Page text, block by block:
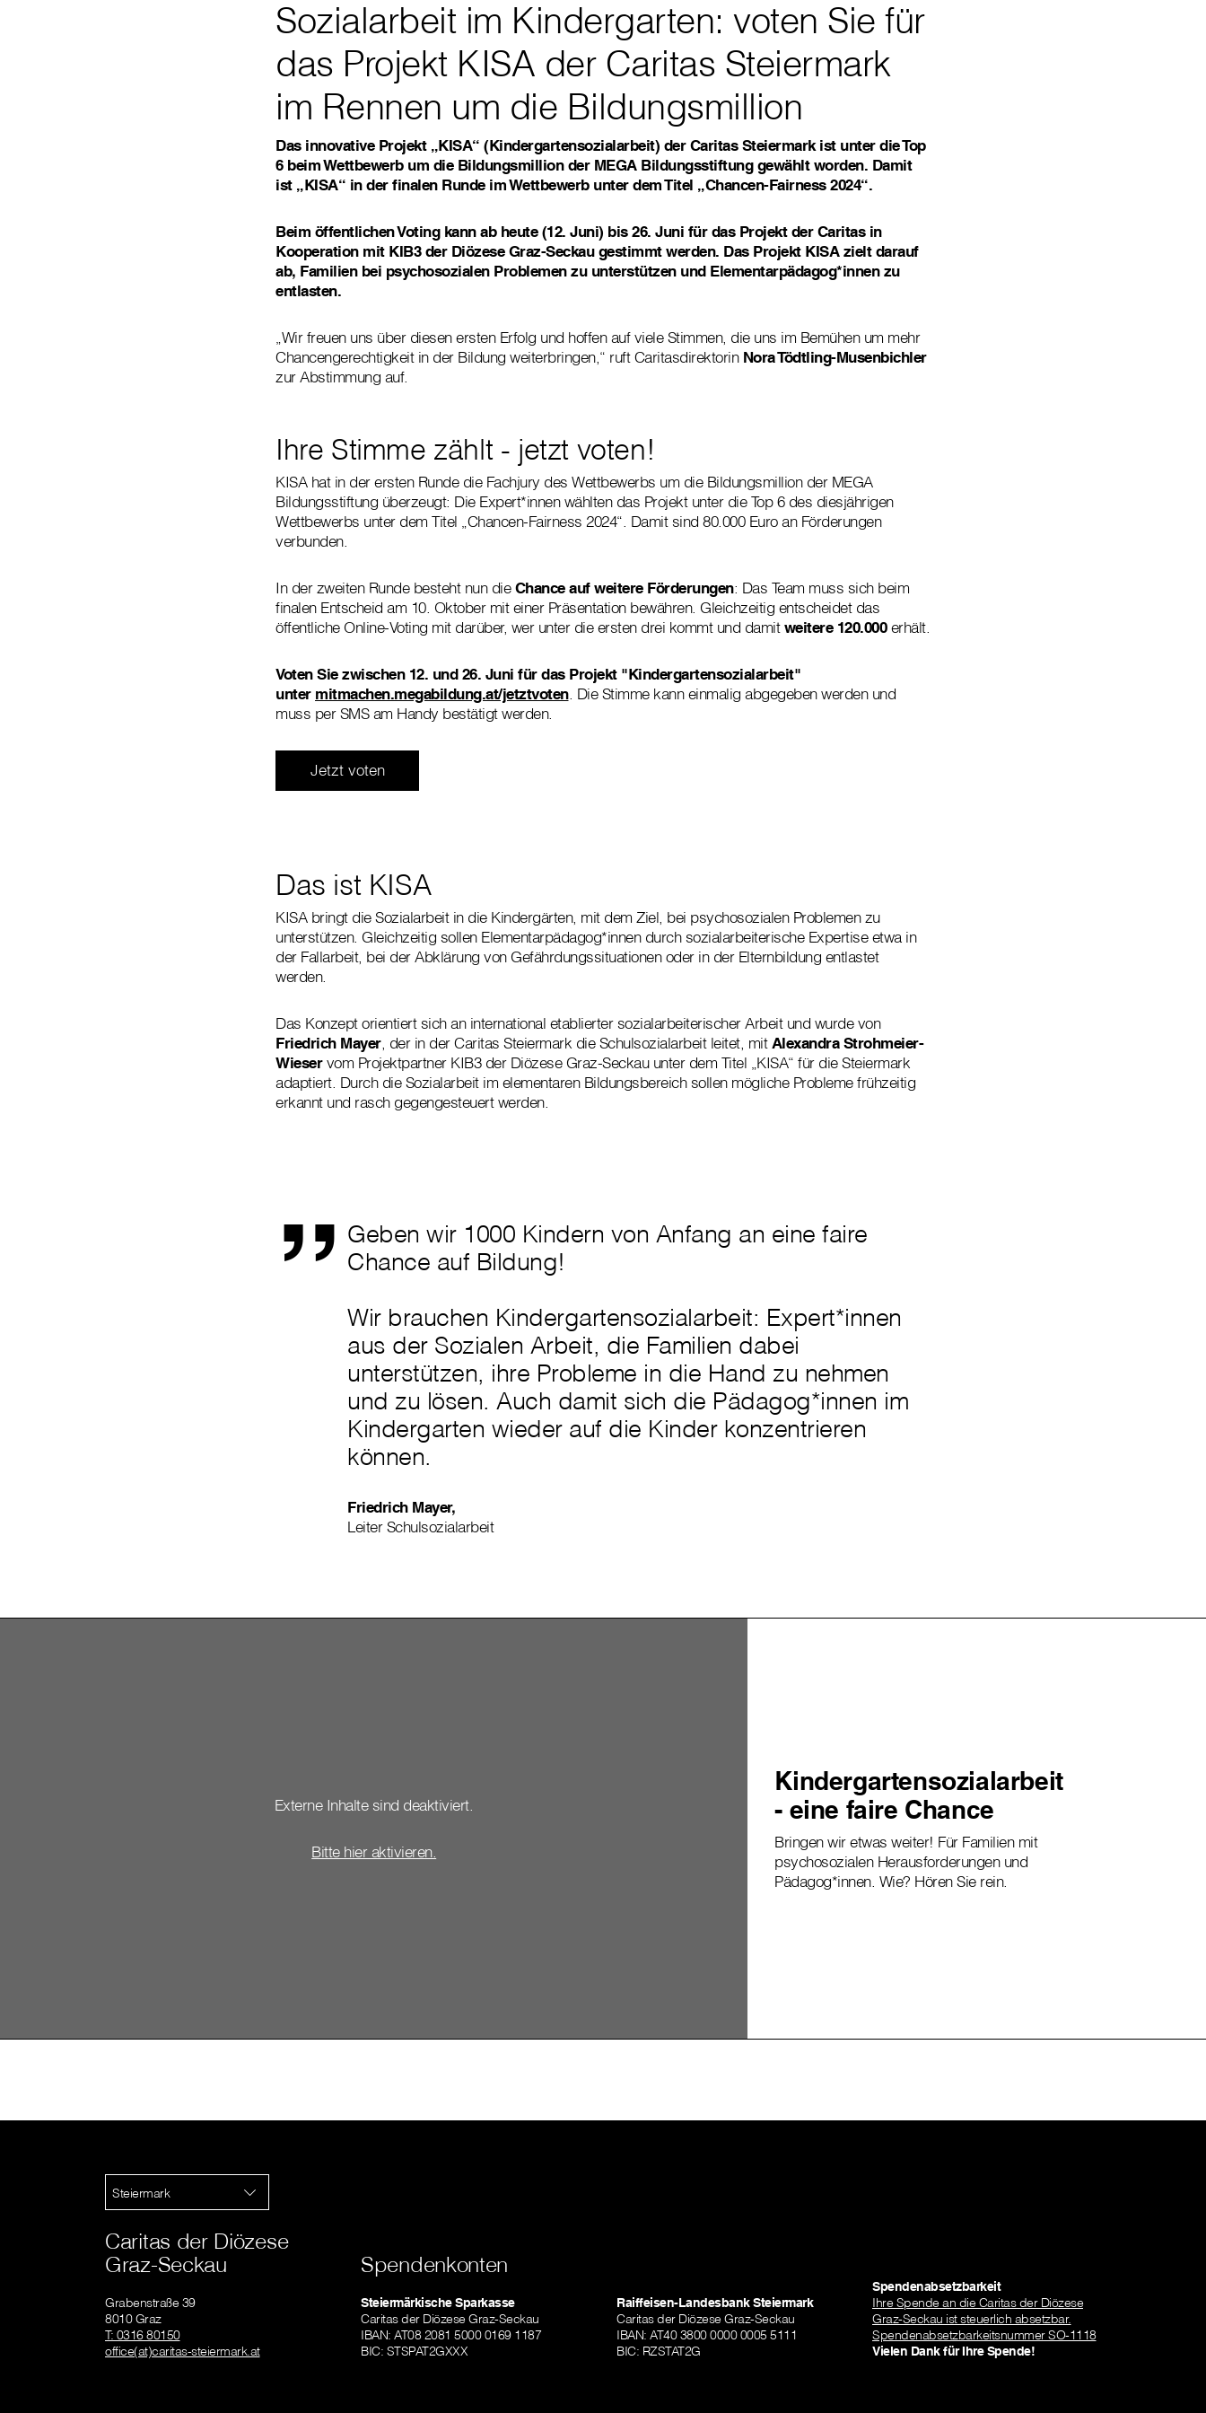
Sozialarbeit im Kindergarten: voten Sie für
das Projekt KISA der Caritas Steiermark
im Rennen um die Bildungsmillion
Das innovative Projekt „KISA“ (Kindergartensozialarbeit) der Caritas Steiermark ist unter die Top
6 beim Wettbewerb um die Bildungsmillion der MEGA Bildungsstiftung gewählt worden. Damit
ist „KISA“ in der finalen Runde im Wettbewerb unter dem Titel „Chancen-Fairness 2024“.
Beim öffentlichen Voting kann ab heute (12. Juni) bis 26. Juni für das Projekt der Caritas in
Kooperation mit KIB3 der Diözese Graz-Seckau gestimmt werden. Das Projekt KISA zielt darauf
ab, Familien bei psychosozialen Problemen zu unterstützen und Elementarpädagog*innen zu
entlasten.
„Wir freuen uns über diesen ersten Erfolg und hoffen auf viele Stimmen, die uns im Bemühen um mehr
Chancengerechtigkeit in der Bildung weiterbringen,“ ruft Caritasdirektorin Nora Tödtling-Musenbichler
zur Abstimmung auf.
Ihre Stimme zählt - jetzt voten!
KISA hat in der ersten Runde die Fachjury des Wettbewerbs um die Bildungsmillion der MEGA
Bildungsstiftung überzeugt: Die Expert*innen wählten das Projekt unter die Top 6 des diesjährigen
Wettbewerbs unter dem Titel „Chancen-Fairness 2024“. Damit sind 80.000 Euro an Förderungen
verbunden.
In der zweiten Runde besteht nun dieChance auf weitere Förderungen: Das Team muss sich beim
finalen Entscheid am 10. Oktober mit einer Präsentation bewähren. Gleichzeitig entscheidet das
öffentliche Online-Voting mit darüber, wer unter die ersten drei kommt und damitweitere 120.000erhält.
Voten Sie zwischen 12. und 26. Juni für das Projekt "Kindergartensozialarbeit"
unter mitmachen.megabildung.at/jetztvoten. Die Stimme kann einmalig abgegeben werden und
muss per SMS am Handy bestätigt werden.
Jetzt voten
Das ist KISA
KISA bringt die Sozialarbeit in die Kindergärten, mit dem Ziel, bei psychosozialen Problemen zu
unterstützen. Gleichzeitig sollen Elementarpädagog*innen durch sozialarbeiterische Expertise etwa in
der Fallarbeit, bei der Abklärung von Gefährdungssituationen oder in der Elternbildung entlastet
werden.
Das Konzept orientiert sich an international etablierter sozialarbeiterischer Arbeit und wurde von
Friedrich Mayer, der in der Caritas Steiermark die Schulsozialarbeit leitet, mitAlexandra Strohmeier-
Wieservom Projektpartner KIB3 der Diözese Graz-Seckau unter dem Titel „KISA“ für die Steiermark
adaptiert. Durch die Sozialarbeit im elementaren Bildungsbereich sollen mögliche Probleme frühzeitig
erkannt und rasch gegengesteuert werden.
„ Geben wir 1000 Kindern von Anfang an eine faire
Chance auf Bildung!
Wir brauchen Kindergartensozialarbeit: Expert*innen
aus der Sozialen Arbeit, die Familien dabei
unterstützen, ihre Probleme in die Hand zu nehmen
und zu lösen. Auch damit sich die Pädagog*innen im
Kindergarten wieder auf die Kinder konzentrieren
können.
Friedrich Mayer,
Leiter Schulsozialarbeit
Externe Inhalte sind deaktiviert.
Bitte hier aktivieren.
Kindergartensozialarbeit
- eine faire Chance
Bringen wir etwas weiter! Für Familien mit
psychosozialen Herausforderungen und
Pädagog*innen. Wie? Hören Sie rein.
Steiermark
Caritas der Diözese
Graz-Seckau
Grabenstraße 39
8010 Graz
T: 0316 80150
office(at)caritas-steiermark.at
Spendenkonten
Steiermärkische Sparkasse
Caritas der Diözese Graz-Seckau
IBAN: AT08 2081 5000 0169 1187
BIC: STSPAT2GXXX
Raiffeisen-Landesbank Steiermark
Caritas der Diözese Graz-Seckau
IBAN: AT40 3800 0000 0005 5111
BIC: RZSTAT2G
Spendenabsetzbarkeit
Ihre Spende an die Caritas der Diözese
Graz-Seckau ist steuerlich absetzbar.
Spendenabsetzbarkeitsnummer SO-1118
Vielen Dank für Ihre Spende!